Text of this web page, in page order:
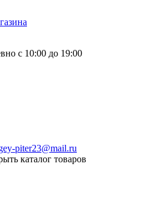
с 10:00 до 19:00
piter23@mail.ru
каталог товаров